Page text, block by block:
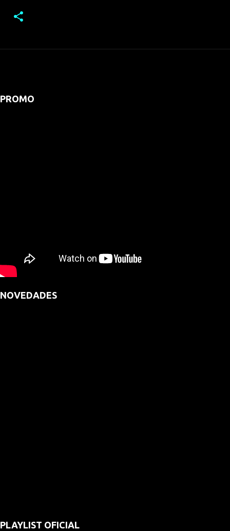
PROMO
NOVEDADES
PLAYLIST OFICIAL